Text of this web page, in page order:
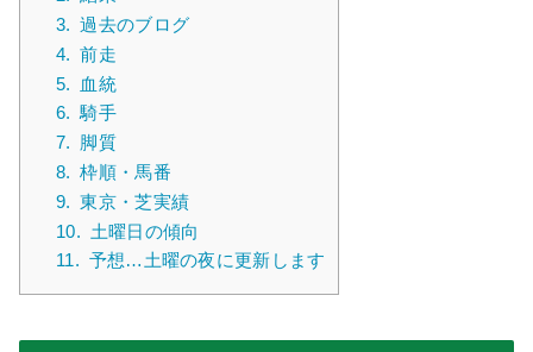
3. 過去のブログ
4. 前走
5.
血統
6. 騎手
7. 脚質
8. 枠順・馬番
9. 東京・芝実績
10. 土曜日の傾向
11. 予想…土曜の夜に更新します